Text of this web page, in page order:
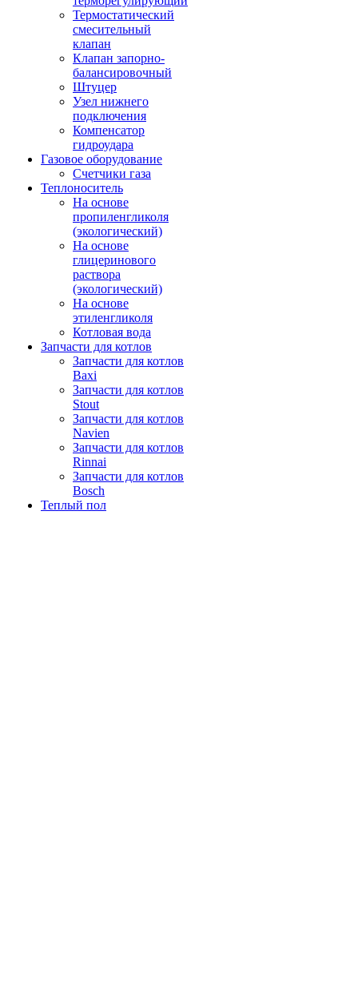
Термостатический
смесительный
клапан
Клапан запорно-
балансировочный
Штуцер
Узел нижнего
подключения
Компенсатор
гидроудара
Газовое оборудование
Счетчики газа
Теплоноситель
На основе
пропиленгликоля
(экологический)
На основе
глицеринового
раствора
(экологический)
На основе
этиленгликоля
Котловая вода
Запчасти для котлов
Запчасти для котлов
Baxi
Запчасти для котлов
Stout
Запчасти для котлов
Navien
Запчасти для котлов
Rinnai
Запчасти для котлов
Bosch
Теплый пол